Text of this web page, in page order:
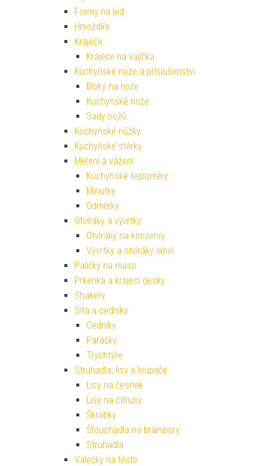
Formy na led
Hmoždíře
Kráječe
Kráječe na vajíčka
Kuchyňské nože a příslušenství
Bloky na nože
Kuchyňské nože
Sady nožů
Kuchyňské nůžky
Kuchyňské stěrky
Měření a vážení
Kuchyňské teploměry
Minutky
Odměrky
Otvíráky a vývrtky
Otvíráky na konzervy
Vývrtky a otvíráky lahví
Paličky na maso
Prkénka a krájecí desky
Shakery
Síta a cedníky
Cedníky
Pařáčky
Trychtýře
Struhadla, lisy a loupače
Lisy na česnek
Lisy na citrusy
Škrabky
Šťouchadla na brambory
Struhadla
Válečky na těsto